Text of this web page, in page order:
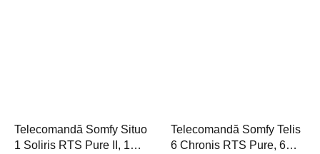
Telecomandă Somfy Situo
1 Soliris RTS Pure II, 1
Telecomandă Somfy Telis
6 Chronis RTS Pure, 6